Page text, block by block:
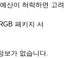
산이 허락하면 고려
패키지 서
보가 없습니다.